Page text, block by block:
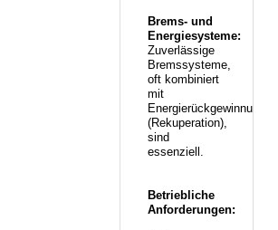
Brems- und
Energiesysteme:
Zuverlässige
Bremssysteme,
oft kombiniert
mit
Energierückgewinnung
(Rekuperation),
sind
essenziell.
Betriebliche
Anforderungen: